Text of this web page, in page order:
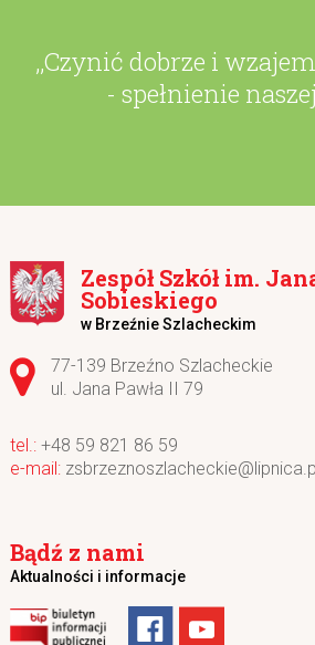
,,Czynić dobrze i
- spełnienie
Zespół Szkół im.
Sobieskiego
w Brzeźnie Szlacheckim
Adres pocztowy:
77-139 Brzeźno Szlacheckie
ul. Jana Pawła II 79
+48 59 821 86 59
zsbrzeznoszlacheckie@lipnica.pl
Bądź z nami
Aktualności i informacje